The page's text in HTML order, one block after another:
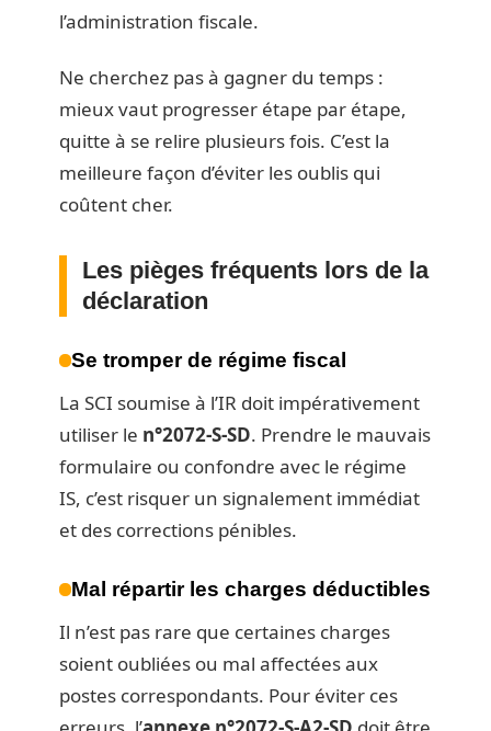
l’administration fiscale.
Ne cherchez pas à gagner du temps :
mieux vaut progresser étape par étape,
quitte à se relire plusieurs fois. C’est la
meilleure façon d’éviter les oublis qui
coûtent cher.
Les pièges fréquents lors de la
déclaration
Se tromper de régime fiscal
La SCI soumise à l’IR doit impérativement
utiliser le n°2072-S-SD. Prendre le mauvais
formulaire ou confondre avec le régime
IS, c’est risquer un signalement immédiat
et des corrections pénibles.
Mal répartir les charges déductibles
Il n’est pas rare que certaines charges
soient oubliées ou mal affectées aux
postes correspondants. Pour éviter ces